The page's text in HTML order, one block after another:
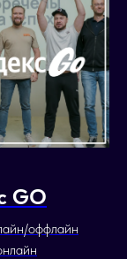
GO
оффлайн